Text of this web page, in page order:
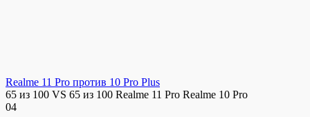
Realme 11 Pro против 10 Pro Plus
65 из 100 VS 65 из 100 Realme 11 Pro Realme 10 Pro
04